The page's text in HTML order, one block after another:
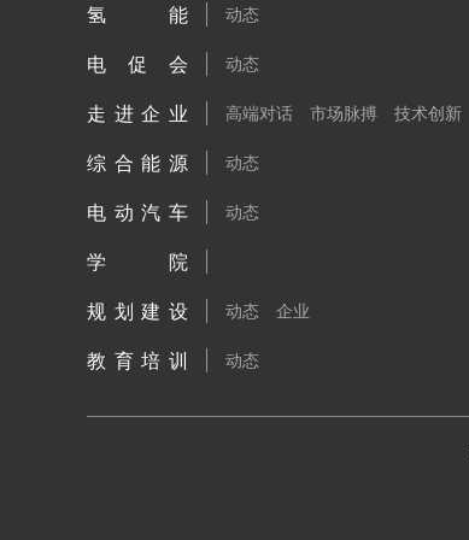
氢能 动态
电促会 动态
走进企业 高端对话 市场脉搏 技术创新
综合能源 动态
电动汽车 动态
学院
规划建设 动态 企业
教育培训 动态